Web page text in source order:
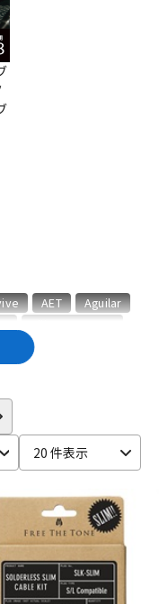
エフェクター
レコーディング機器
楽器アクセサリ
ヴィンテージ
AET
Aguilar
APEX
Mountain
Blackstar
BOSS
Boveda
CAJ
CANARE
Cherub
CLAYTON
Cable
COLUMBIA
Guitar Strap
20 件表示